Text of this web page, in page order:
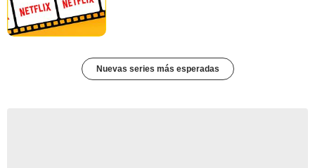
Nuevas series más esperadas